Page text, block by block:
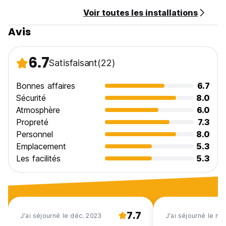
Voir toutes les installations
Avis
6.7Satisfaisant(22)
Bonnes affaires
6.7
Sécurité
8.0
Atmosphère
6.0
Propreté
7.3
Personnel
8.0
Emplacement
5.3
Les facilités
5.3
J'ai séjourné le déc. 2023 7.7 J'ai séjourné le